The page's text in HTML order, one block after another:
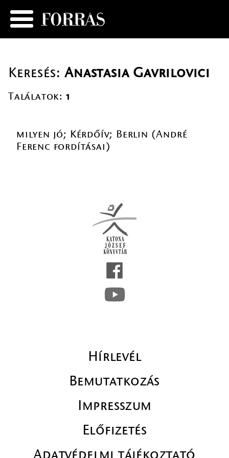
Keresés:Anastasia Gavrilovici
Találatok: 1
milyen jó; Kérdőív; Berlin (André
Ferenc fordításai)
Hírlevél
Bemutatkozás
Impresszum
Előfizetés
Adatvédelmi tájékoztató